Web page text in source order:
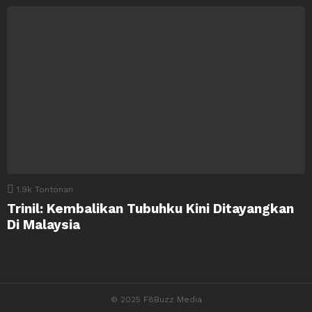
1.9k Tontonan
Trinil: Kembalikan Tubuhku Kini Ditayangkan
Di Malaysia
© 2025 F8Buzz Media